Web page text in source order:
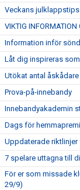
Veckans julklappstips
VIKTIG INFORMATION
Information inför
Låt dig inspireras
Utökat antal åskådare
Prova-på-innebandy
Innebandyakademin
Dags för
Uppdaterade
7 spelare uttagna till
För er som missade
29/9)